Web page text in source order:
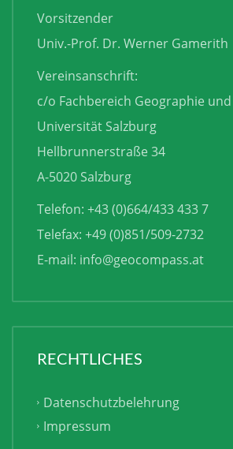
Vorsitzender
Univ.-Prof. Dr. Werner Gamerith
Vereinsanschrift:
c/o Fachbereich Geographie
Universität Salzburg
Hellbrunnerstraße 34
A-5020 Salzburg
Telefon: +43 (0)664/433 433 7
Telefax: +49 (0)851/509-2732
E-mail: info@geocompass.at
RECHTLICHES
Datenschutzbelehrung
Impressum